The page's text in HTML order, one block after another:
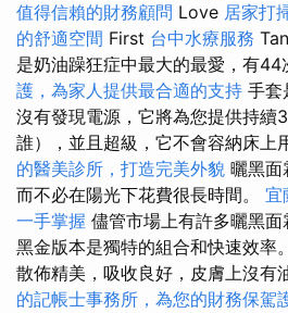
值得信賴的財務顧問 Love 居家打
的舒適空間 First 台中水療服務
是奶油躁狂症中最大的最愛，有44
護，為家人提供最合適的支持 手套
沒有發現電源，它將為您提供持續
誰），並且超級，它不會容納床上
的醫美診所，打造完美外貌 曬黑面
而不必在陽光下花費很長時間。 宜
一手掌握 儘管市場上有許多曬黑
黑金版本是獨特的組合和快速效率
散佈精美，吸收良好，皮膚上沒有
的記帳士事務所，為您的財務保駕